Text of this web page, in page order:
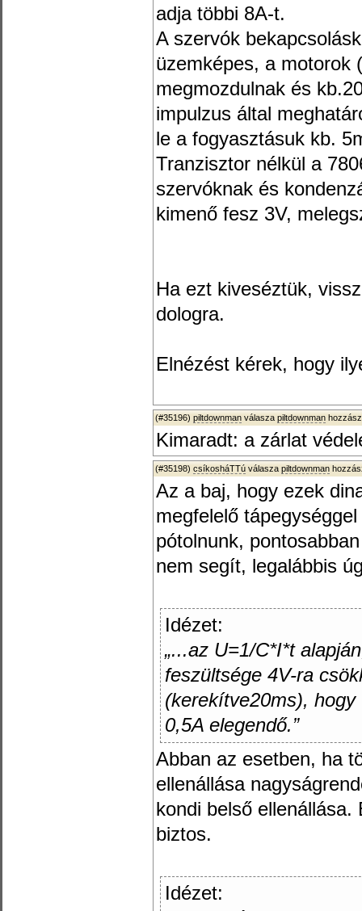
adja többi 8A-t.
A szervók
üzemképes, a motorok
megmozdulnak és
impulzus által
le a fogyasztásuk kb.
Tranzisztor nélkül a
szervóknak és
kimenő fesz 3V,
Ha ezt kiveséztük,
dologra.
Elnézést kérek, hogy
(#35196) piltdownman válasza piltdownman
Kimaradt: a zárlat
(#35198) csíkosháTTú válasza piltdownman
Az a baj, hogy ezek
megfelelő
pótolnunk,
nem segít, legalábbis
Idézet:
„...az U=1/C*I*t
feszültsége 4V-ra
(kerekítve20ms),
0,5A elegendő.”
Abban az esetben, ha
ellenállása
kondi belső
biztos.
Idézet: